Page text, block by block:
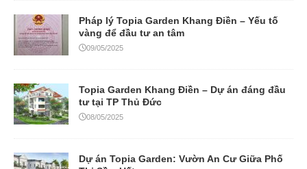
Pháp lý Topia Garden Khang Điền – Yếu tố
vàng để đầu tư an tâm
09/05/2025
Topia Garden Khang Điền – Dự án đáng đầu
tư tại TP Thủ Đức
08/05/2025
Dự án Topia Garden: Vườn An Cư Giữa Phố